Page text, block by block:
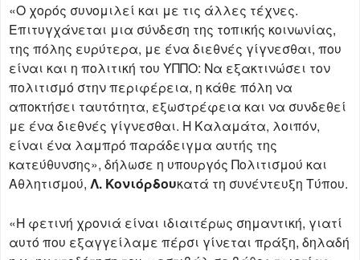
«Ο χορός συνομιλεί και με τις άλλες τέχνες.
Επιτυγχάνεται μια σύνδεση της τοπικής κοινωνίας,
της πόλης ευρύτερα, με ένα διεθνές γίγνεσθαι, που
είναι και η πολιτική του ΥΠΠΟ: Να εξακτινώσει τον
πολιτισμό στην περιφέρεια, η κάθε πόλη να
αποκτήσει ταυτότητα, εξωστρέφεια και να συνδεθεί
με ένα διεθνές γίγνεσθαι. Η Καλαμάτα, λοιπόν,
είναι ένα λαμπρό παράδειγμα αυτής της
κατεύθυνσης», δήλωσε η υπουργός Πολιτισμού και
Αθλητισμού, Λ. Κονιόρδουκατά τη συνέντευξη Τύπου.
«Η φετινή χρονιά είναι ιδιαιτέρως σημαντική, γιατί
αυτό που εξαγγείλαμε πέρσι γίνεται πράξη, δηλαδή